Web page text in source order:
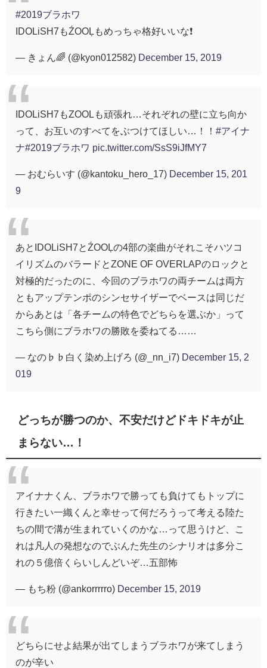
#2019ブラホワ
IDOLiSH7もŹOOĻもめっちゃ格好いいな❗️
— きょん🌈 (@kyon012582) December 15, 2019
IDOLiSH7もZOOLも頑張れ…それぞれの壁に立ち向か
って、お互いのすべてをぶつけてほしい…！！ #アイナ
ナ#2019ブラホワ pic.twitter.com/SsS9iJfMY7
— おむらいす (@kantoku_hero_17) December 15, 201
9
あとIDOLiSH7とŹOOĻの4部の楽曲がそれこそハツコ
イリズムのバラードとZONE OF OVERLAPのロックと
対極的だったのに、今回のブラホワの両チームは両方
ともアップテンポのシンセサイザーでベースは同じだ
からあとは「各チームの特色でどちらを選ぶか」って
こちら側にブラホワの勝敗を委ねてる……
— なの♭♭白く染め上げろ (@_nn_i7) December 15, 2
019
どっちが勝つのか、不安だけどドキドキが止
まらない…！
アイナナくん、ブラホワで勝っても負けてもトップに
行きたい一織くんと幸せって何だろうって考える陸た
ちの間で溝が生まれていくのかな…って思うけど、こ
れは凡人の発想なのでぶんた先生のシナリオは多分こ
れの５億倍くらいしんどいぞ…五部怖
— もち粉 (@ankorrrrro) December 15, 2019
どちらにせよ結果が出てしまうブラホワが来てしまう
のが辛い